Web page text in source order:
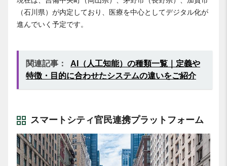
（石川県）が内定しており、医療を中心としてデジタル化が
進んでいく予定です。
関連記事：
AI（人工知能）の種類一覧｜定義や
特徴・目的に合わせたシステムの違いをご紹介
スマートシティ官民連携プラットフォーム